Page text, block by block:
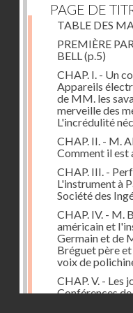
PAGE DE
TABLE DES
PREMIÈRE
BELL (p.5)
CHAP. I. - Un
Appareils
de MM. les
merveille des
L'incrédulité
CHAP. II. - M.
Comment il est
CHAP. III. -
L'instrument à
Société des
CHAP. IV. - M.
américain et
Germain et de
Bréguet père
voix de
CHAP. V. - Les
Conférences